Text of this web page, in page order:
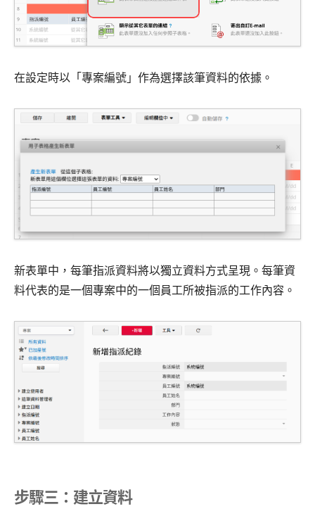
在設定時以「專案編號」作為選擇該筆資料的依據。
新表單中，每筆指派資料將以獨立資料方式呈現。每筆資
料代表的是一個專案中的一個員工所被指派的工作內容。
步驟三：建立資料